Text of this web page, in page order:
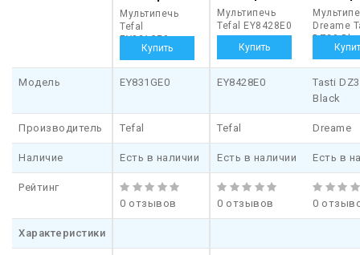
Мультипечь
Tefal
EY831GE0
Мультипечь
Tefal EY8428E0
Dreame
DZ30
Модель EY831GE0 EY8428E0
Tasti
Black
Производитель Tefal Tefal Dreame
Наличие Есть в наличии Есть в наличии Есть в
Рейтинг
0 отзывов
0 отзывов 0
Характеристики